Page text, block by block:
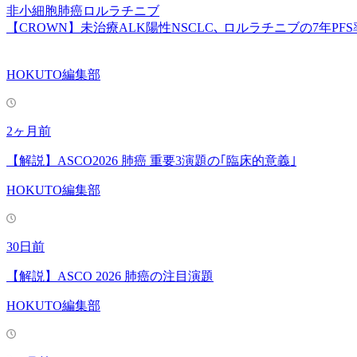
非小細胞肺癌ロルラチニブ
【CROWN】未治療ALK陽性NSCLC､ ロルラチニブの7年
HOKUTO編集部
2ヶ月前
【解説】ASCO2026 肺癌 重要3演題の｢臨床的意義｣
HOKUTO編集部
30日前
【解説】ASCO 2026 肺癌の注目演題
HOKUTO編集部